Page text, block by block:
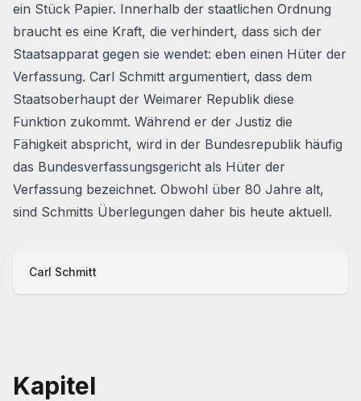
ein Stück Papier. Innerhalb der staatlichen Ordnung
braucht es eine Kraft, die verhindert, dass sich der
Staatsapparat gegen sie wendet: eben einen Hüter der
Verfassung. Carl Schmitt argumentiert, dass dem
Staatsoberhaupt der Weimarer Republik diese
Funktion zukommt. Während er der Justiz die
Fähigkeit abspricht, wird in der Bundesrepublik häufig
das Bundesverfassungsgericht als Hüter der
Verfassung bezeichnet. Obwohl über 80 Jahre alt,
sind Schmitts Überlegungen daher bis heute aktuell.
Carl Schmitt
Kapitel